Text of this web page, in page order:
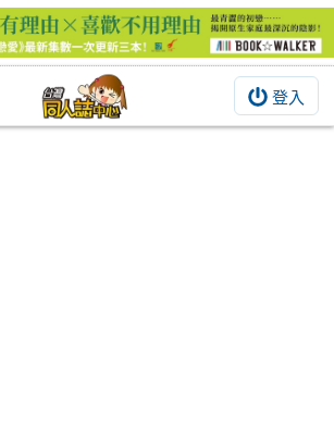
登入
集倉庫